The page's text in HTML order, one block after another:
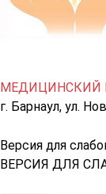
МЕДИЦИНСКИЙ
г. Барнаул, ул.
Версия для
ВЕРСИЯ ДЛЯ